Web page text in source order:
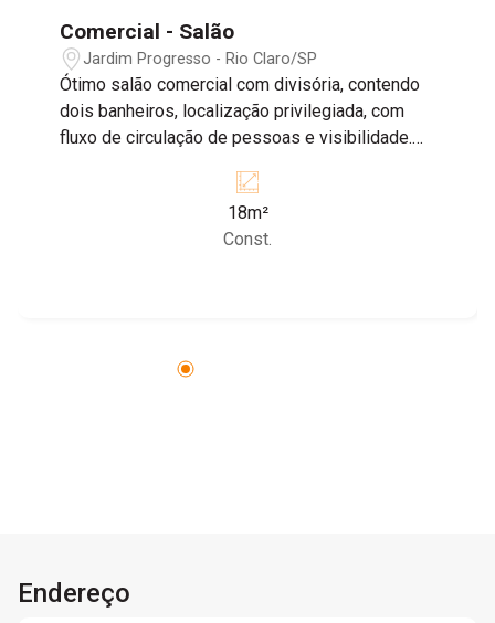
Comercial - Salão
Jardim Progresso - Rio Claro/SP
Ótimo salão comercial com divisória, contendo
dois banheiros, localização privilegiada, com
fluxo de circulação de pessoas e visibilidade.
18m²
Const.
Endereço